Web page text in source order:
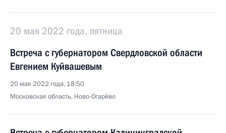
20 мая 2022 года, пятница
Встреча с губернатором Свердловской области
Евгением Куйвашевым
20 мая 2022 года, 18:50
Московская область, Ново-Огарёво